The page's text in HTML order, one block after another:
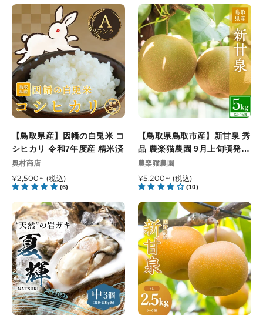
価
容
量
500g
パ
ッ
ク
価
格
【鳥
取
産】
因
幡
の
白
兎
コ
シ
ヒ
カ
リ
令
和
7
年
度
産
精
米
済
【鳥取県産】因幡の白兎米 コ
シヒカリ 令和7年度産 精米済
販
売
元
奥村商店
通
常
価
格
¥2,500~ (税込)
(6)
【鳥
取
県
鳥
取
市
産】
新
秀
品
農
楽
猫
農
園
月
上
旬
頃
発
送
【鳥取県鳥取市産】新甘泉 秀
品 農楽猫農園 9月上旬頃発送
開始予定
販
売
元
農楽猫農園
通
常
価
格
¥5,200~ (税込)
(10)
【鳥
取
県
産】
天
然
岩
牡
蠣
【鳥
取
県
鳥
取
市
産】
新
甘